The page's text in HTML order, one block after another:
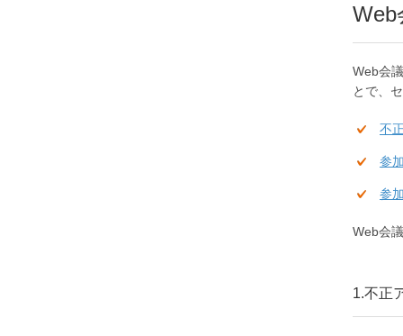
Web会
とで、
不
参
参
Web会
1.不正